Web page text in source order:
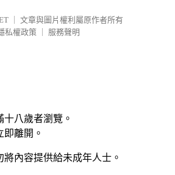
文章與圖片權利屬原作者所有
私權政策
服務聲明
八歲者瀏覽。
離開。
內容提供給未成年人士。